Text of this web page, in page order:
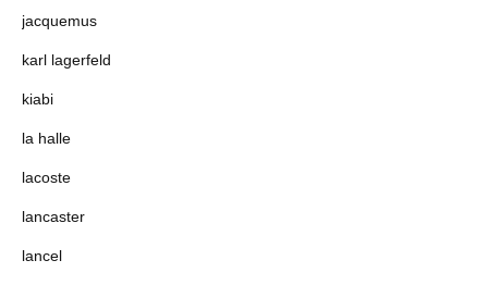
jacquemus
karl lagerfeld
kiabi
la halle
lacoste
lancaster
lancel